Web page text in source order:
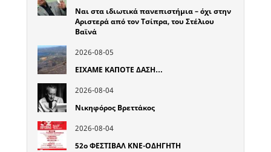
Ναι στα ιδιωτικά πανεπιστήμια – όχι στην
Αριστερά από τον Τσίπρα, του Στέλιου
Βαϊνά
2026-08-05
ΕΙΧΑΜΕ ΚΑΠΟΤΕ ΔΑΣΗ…
2026-08-04
Νικηφόρος Βρεττάκος
2026-08-04
52o ΦΕΣΤΙΒΑΛ ΚΝΕ-ΟΔΗΓΗΤΗ